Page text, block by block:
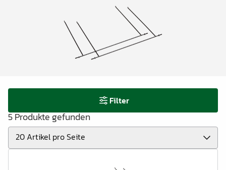
Filter
5 Produkte gefunden